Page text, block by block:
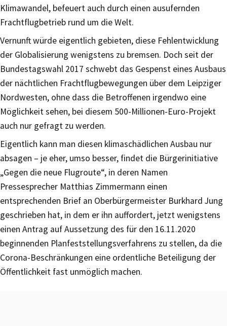
Klimawandel, befeuert auch durch einen ausufernden
Frachtflugbetrieb rund um die Welt.
Vernunft würde eigentlich gebieten, diese Fehlentwicklung
der Globalisierung wenigstens zu bremsen. Doch seit der
Bundestagswahl 2017 schwebt das Gespenst eines Ausbaus
der nächtlichen Frachtflugbewegungen über dem Leipziger
Nordwesten, ohne dass die Betroffenen irgendwo eine
Möglichkeit sehen, bei diesem 500-Millionen-Euro-Projekt
auch nur gefragt zu werden.
Eigentlich kann man diesen klimaschädlichen Ausbau nur
absagen – je eher, umso besser, findet die Bürgerinitiative
„Gegen die neue Flugroute“, in deren Namen
Pressesprecher Matthias Zimmermann einen
entsprechenden Brief an Oberbürgermeister Burkhard Jung
geschrieben hat, in dem er ihn auffordert, jetzt wenigstens
einen Antrag auf Aussetzung des für den 16.11.2020
beginnenden Planfeststellungsverfahrens zu stellen, da die
Corona-Beschränkungen eine ordentliche Beteiligung der
Öffentlichkeit fast unmöglich machen.